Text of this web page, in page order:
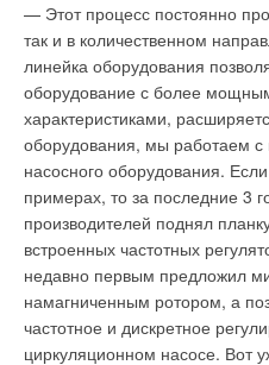
— Этот процесс постоянно
так и в количественном
линейка оборудования
оборудование с более
характеристиками,
оборудования, мы работаем
насосного оборудования.
примерах, то за последние 3
производителей поднял
встроенных частотных
недавно первым предложил
намагниченным ротором, а
частотное и дискретное
циркуляционном насосе. Вот
канализационных
«Синикон» и фитингов
широко известна
Сегодня сотни различных
офисных и промышленных
канализацией «Синикон»/
подтверждает высокое
«Синиконе» налажен выпуск
итальянской технологии.
гарантируют, что качество
будет уступать итальянским,
ниже. Выпуск промышленных
концентрация бактерий в
вирусов — в 200 раз. Этот
антиоксидантной и
весь объем воздуха,
кондиционера.
Он имеет практически
его можно чистить
серии YV обладают
энергоэффективности,
оборудование к
A09YV холодильный
внимание в кондиционерах